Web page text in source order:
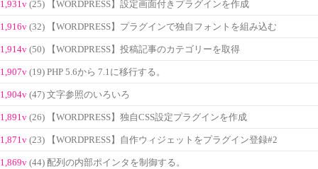
1,931v (25) 【WORDPRESS】設定画面付きプラグインを作成
1,916v (32) 【WORDPRESS】プラグインで独自フォントを組み込む
1,914v (50) 【WORDPRESS】投稿記事のカテゴリーを取得
1,907v (19) PHP 5.6から 7.1に移行する。
1,904v (47) 文字参照のいろいろ
1,891v (26) 【WORDPRESS】独自CSS設定プラグインを作成
1,871v (23) 【WORDPRESS】自作ウィジェットをプラグイン登録#2
1,869v (44) 配列の内部ポインタを制御する。